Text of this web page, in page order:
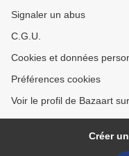
Signaler un abus
C.G.U.
Cookies et données
Préférences cookies
Voir le profil de Bazaart
Créer